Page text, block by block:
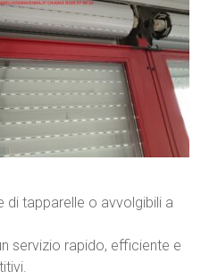
di tapparelle o avvolgibili a
servizio rapido, efficiente e